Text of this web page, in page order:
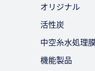
オリジナル
活性炭
中空糸水処理
機能製品